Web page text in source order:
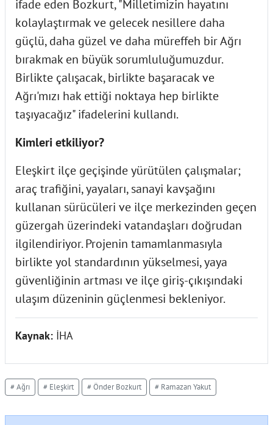
ifade eden Bozkurt, "Milletimizin hayatını
kolaylaştırmak ve gelecek nesillere daha
güçlü, daha güzel ve daha müreffeh bir Ağrı
bırakmak en büyük sorumluluğumuzdur.
Birlikte çalışacak, birlikte başaracak ve
Ağrı'mızı hak ettiği noktaya hep birlikte
taşıyacağız" ifadelerini kullandı.
Kimleri etkiliyor?
Eleşkirt ilçe geçişinde yürütülen çalışmalar;
araç trafiğini, yayaları, sanayi kavşağını
kullanan sürücüleri ve ilçe merkezinden geçen
güzergah üzerindeki vatandaşları doğrudan
ilgilendiriyor. Projenin tamamlanmasıyla
birlikte yol standardının yükselmesi, yaya
güvenliğinin artması ve ilçe giriş-çıkışındaki
ulaşım düzeninin güçlenmesi bekleniyor.
Kaynak: İHA
# Ağrı # Eleşkirt # Önder Bozkurt # Ramazan Yakut